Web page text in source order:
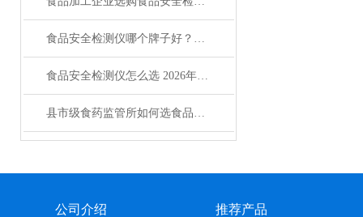
食品安全检测仪哪个牌子好？选购指南来了
食品安全检测仪怎么选 2026年口碑型号对比与采购指南
县市级食药监管所如何选食品安全检测仪
公司介绍 推荐产品